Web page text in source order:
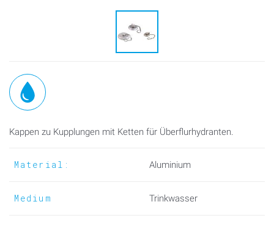
Kappen zu Kupplungen mit Ketten für Überflurhydranten.
Material: Aluminium
Medium Trinkwasser